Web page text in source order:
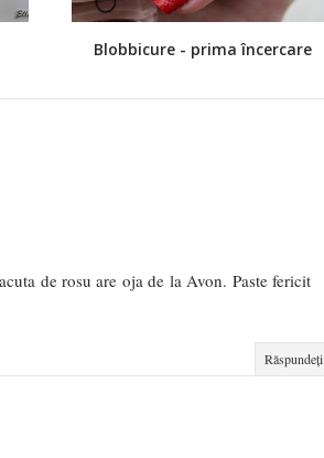
Blobbicure - prima încercare
de rosu are oja de la Avon. Paste fericit
Răspundeți